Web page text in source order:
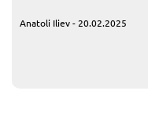
Anatoli Iliev - 20.02.2025